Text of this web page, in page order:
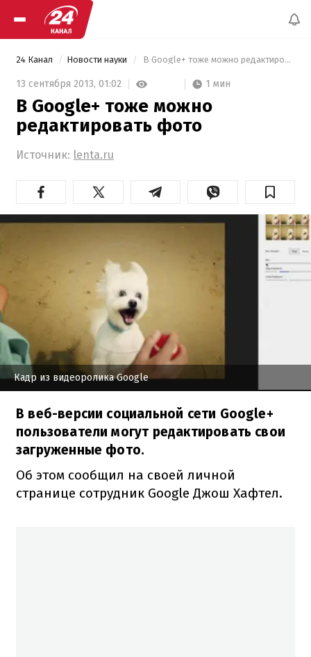
24 Канал Новости науки В Google+ тоже можно редактировать фото
13 сентября 2013, 01:02 1 мин
В Google+ тоже можно
редактировать фото
Источник: lenta.ru
Кадр из видеоролика Google
В веб-версии социальной сети Google+
пользователи могут редактировать свои
загруженные фото.
Об этом сообщил на своей личной
странице сотрудник Google Джош Хафтел.